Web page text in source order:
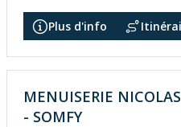
Plus d'info
MENUISERIE
- SOMFY